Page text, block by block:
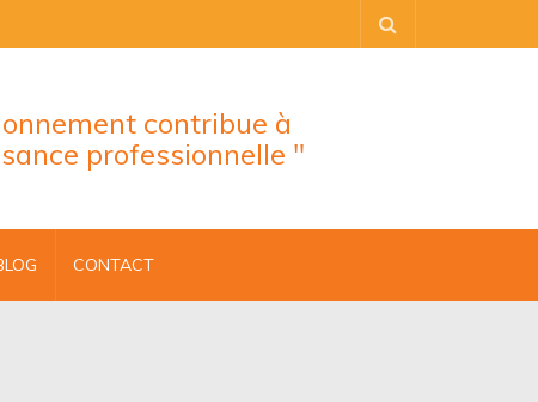
contribue à
professionnelle "
CONTACT